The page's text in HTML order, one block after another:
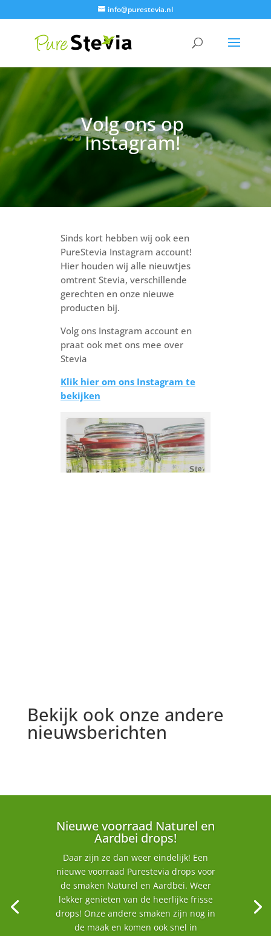
info@purestevia.nl
Volg ons op
Instagram!
Sinds kort hebben wij ook een
PureStevia Instagram account!
Hier houden wij alle nieuwtjes
omtrent Stevia, verschillende
gerechten en onze nieuwe
producten bij.
Volg ons Instagram account en
praat ook met ons mee over
Stevia
Klik hier om ons Instagram te
bekijken
Bekijk ook onze andere
nieuwsberichten
Nieuwe voorraad Naturel en
Aardbei drops!
Daar zijn ze dan weer eindelijk! Een
nieuwe voorraad Purestevia drops voor
de smaken Naturel en Aardbei. Weer
lekker genieten van de heerlijke frisse
drops! Onze andere smaken zijn nog in
de maak en komen ook snel in